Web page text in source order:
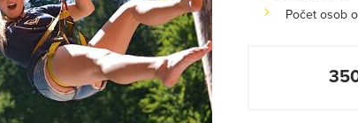
Počet osob